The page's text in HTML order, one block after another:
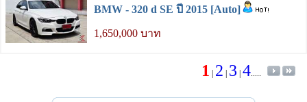
BMW - 320 d SE ปี 2015 [Auto]
1,650,000 บาท
1 2 3 4.....